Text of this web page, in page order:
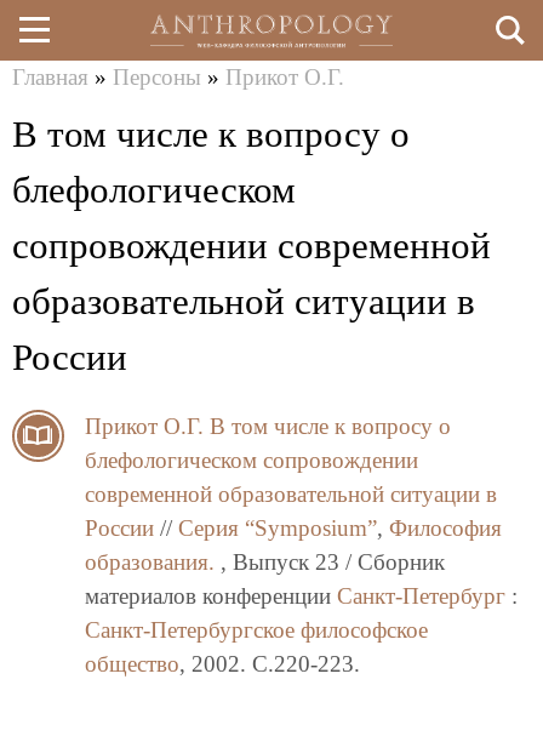
Перейти
к
здесь
Главная » Персоны » Прикот О.Г.
В том числе к вопросу о
блефологическом
сопровождении современной
образовательной ситуации в
России
Прикот О.Г. В том числе к вопросу о
блефологическом сопровождении
современной образовательной ситуации в
России // Серия “Symposium”, Философия
образования. , Выпуск 23 / Сборник
материалов конференции Санкт-Петербург :
Санкт-Петербургское философское
общество, 2002. C.220-223.